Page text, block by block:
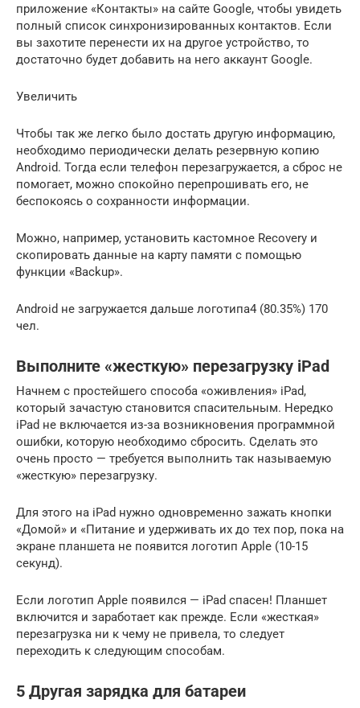
приложение «Контакты» на сайте Google, чтобы увидеть
полный список синхронизированных контактов. Если
вы захотите перенести их на другое устройство, то
достаточно будет добавить на него аккаунт Google.
Увеличить
Чтобы так же легко было достать другую информацию,
необходимо периодически делать резервную копию
Android. Тогда если телефон перезагружается, а сброс не
помогает, можно спокойно перепрошивать его, не
беспокоясь о сохранности информации.
Можно, например, установить кастомное Recovery и
скопировать данные на карту памяти с помощью
функции «Backup».
Android не загружается дальше логотипа4 (80.35%) 170
чел.
Выполните «жесткую» перезагрузку iPad
Начнем с простейшего способа «оживления» iPad,
который зачастую становится спасительным. Нередко
iPad не включается из-за возникновения программной
ошибки, которую необходимо сбросить. Сделать это
очень просто — требуется выполнить так называемую
«жесткую» перезагрузку.
Для этого на iPad нужно одновременно зажать кнопки
«Домой» и «Питание и удерживать их до тех пор, пока на
экране планшета не появится логотип Apple (10-15
секунд).
Если логотип Apple появился — iPad спасен! Планшет
включится и заработает как прежде. Если «жесткая»
перезагрузка ни к чему не привела, то следует
переходить к следующим способам.
5 Другая зарядка для батареи